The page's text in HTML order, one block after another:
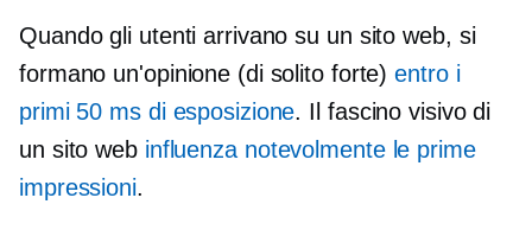
Quando gli utenti arrivano su un sito web, si
formano un'opinione (di solito forte)entro i
primi 50 ms di esposizione. Il fascino visivo di
un sito web influenza notevolmente le prime
impressioni.